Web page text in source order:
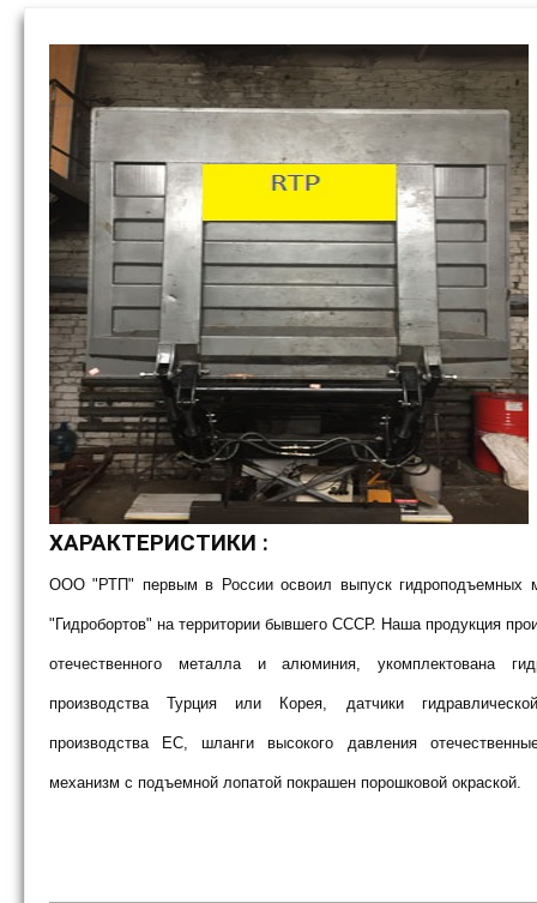
ХАРАКТЕРИСТИКИ :
ООО "РТП" первым в России освоил выпуск гидроподъемных
"Гидробортов" на территории бывшего СССР. Наша продукция
отечественного металла и алюминия, укомплектована
производства Турция или Корея, датчики
производства ЕС, шланги высокого давления
механизм с подъемной лопатой покрашен порошковой окраской.